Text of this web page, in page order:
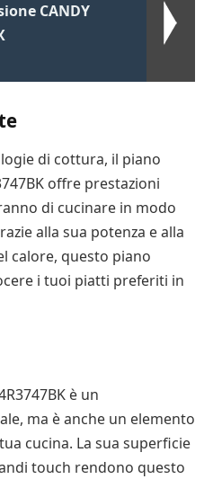
CANDY
di cottura, il piano
offre prestazioni
di cucinare in modo
alla sua potenza e alla
calore, questo piano
i tuoi piatti preferiti in
è un
ma è anche un elemento
cucina. La sua superficie
touch rendono questo